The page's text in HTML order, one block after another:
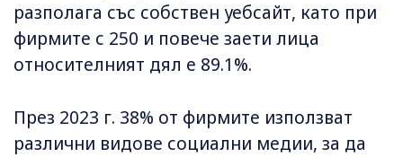
разполага със собствен уебсайт, като при
фирмите с 250 и повече заети лица
относителният дял е 89.1%.
През 2023 г. 38% от фирмите използват
различни видове социални медии, за да